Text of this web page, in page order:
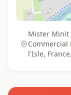
Mister Minit
Commercial
l'Isle,